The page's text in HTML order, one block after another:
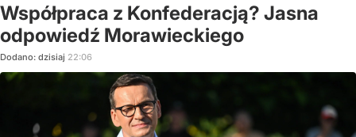
Współpraca z Konfederacją? Jasna
odpowiedź Morawieckiego
Dodano: dzisiaj 22:06